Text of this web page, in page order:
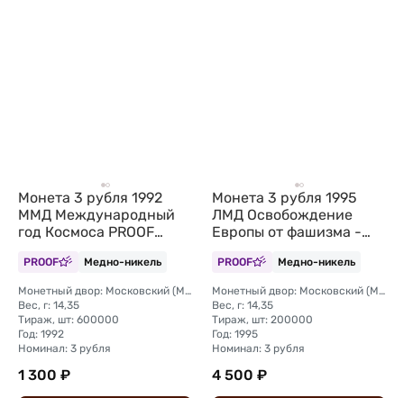
Монета 3 рубля 1992
ММД Международный
год Космоса PROOF
PROOF Медно-никель
Монетный двор: Московский (ММД)
Вес, г: 14,35
Тираж, шт: 600000
Год: 1992
Номинал: 3 рубля
1 300 ₽
Монета 3 рубля 1995
ЛМД Освобождение
Европы от фашизма -
PROOF Медно-никель
Монетный двор: Московский (ММД)
Вес, г: 14,35
Тираж, шт: 200000
Год: 1995
Номинал: 3 рубля
4 500 ₽